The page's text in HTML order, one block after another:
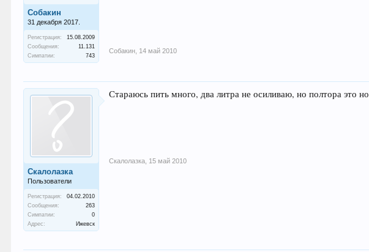
Собакин
31 декабря 2017.
Регистрация:
15.08.2009
Сообщения:
11.131
Симпатии:
743
Собакин 14 май 2010
Скалолазка
Пользователи
Регистрация:
04.02.2010
Сообщения:
263
Симпатии:
0
Адрес:
Ижевск
Стараюсь пить много, два литра не осиливаю, но полтора это
Скалолазка 15 май 2010